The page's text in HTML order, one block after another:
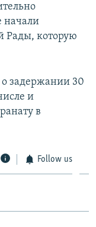
начали
Рады, которую
задержании 30
и
в
Follow us